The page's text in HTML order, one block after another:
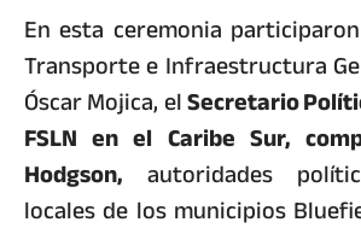
En esta ceremonia
Transporte e Infraestructura
Óscar Mojica, elSecretario
FSLN en el Caribe Sur,
Hodgson, autoridades
locales de los municipios